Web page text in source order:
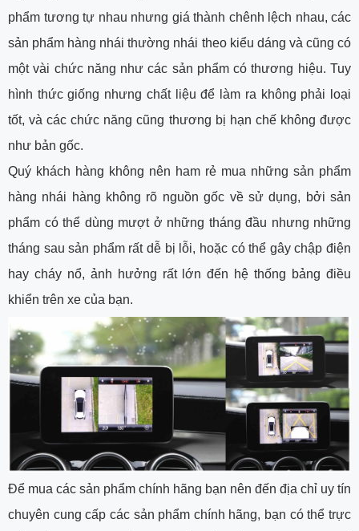
phẩm tương tự nhau nhưng giá thành chênh lệch nhau, các
sản phẩm hàng nhái thường nhái theo kiểu dáng và cũng có
một vài chức năng như các sản phẩm có thương hiệu. Tuy
hình thức giống nhưng chất liệu để làm ra không phải loại
tốt, và các chức năng cũng thương bị hạn chế không được
như bản gốc.
Quý khách hàng không nên ham rẻ mua những sản phẩm
hàng nhái hàng không rõ nguồn gốc về sử dụng, bởi sản
phẩm có thể dùng mượt ở những tháng đầu nhưng những
tháng sau sản phẩm rất dễ bị lỗi, hoặc có thể gây chập điện
hay cháy nổ, ảnh hưởng rất lớn đến hệ thống bảng điều
khiển trên xe của bạn.
Để mua các sản phẩm chính hãng bạn nên đến địa chỉ uy tín
chuyên cung cấp các sản phẩm chính hãng, bạn có thể trực